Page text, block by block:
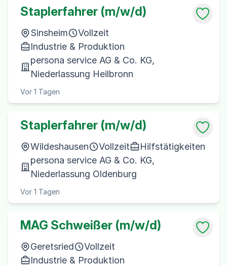
Staplerfahrer (m/w/d)
Sinsheim
Vollzeit
Industrie & Produktion
persona service AG & Co. KG,
Niederlassung Heilbronn
Vor 1 Tagen
Staplerfahrer (m/w/d)
Wildeshausen Vollzeit
Hilfstätigkeiten
persona service AG & Co. KG,
Niederlassung Oldenburg
Vor 1 Tagen
MAG Schweißer (m/w/d)
Geretsried
Vollzeit
Industrie & Produktion